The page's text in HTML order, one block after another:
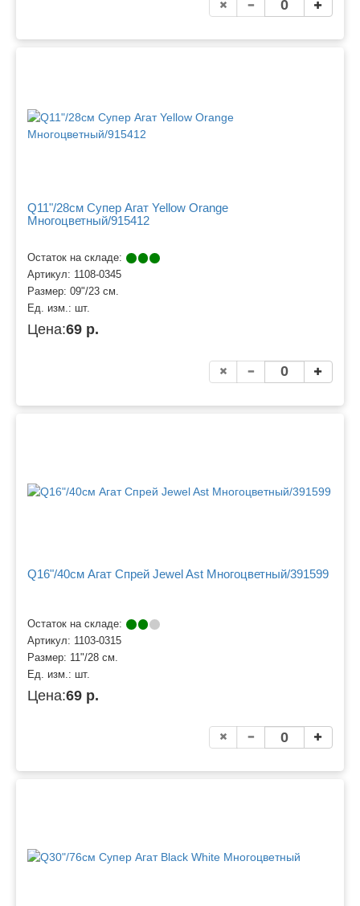
Q11"/28см Супер Агат Yellow Orange
Многоцветный/915412
Остаток на складе:
Артикул: 1108-0345
Размер: 09"/23 см.
Ед. изм.: шт.
Цена:69 р.
Q16"/40см Агат Спрей Jewel Ast Многоцветный/391599
Остаток на складе:
Артикул: 1103-0315
Размер: 11"/28 см.
Ед. изм.: шт.
Цена:69 р.